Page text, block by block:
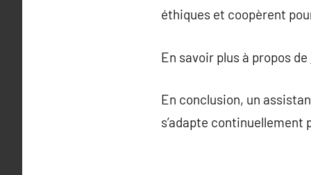
éthiques et coopèrent
En savoir plus à propos de
En conclusion, un
s’adapte continuellement